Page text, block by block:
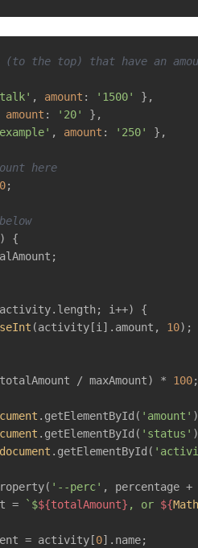
the top) that have an
talk' , amount : '1500'
},
amount : '20'
},
, amount : '250'
},
here
;
) {
i++) {
(activity[i].amount, 10);
/ maxAmount) * 100;
.getElementById( 'amount'
.getElementById( 'status'
document .getElementById(
'--perc' , percentage +
=
`$${totalAmount} , or ${Math
= activity[
0].name;